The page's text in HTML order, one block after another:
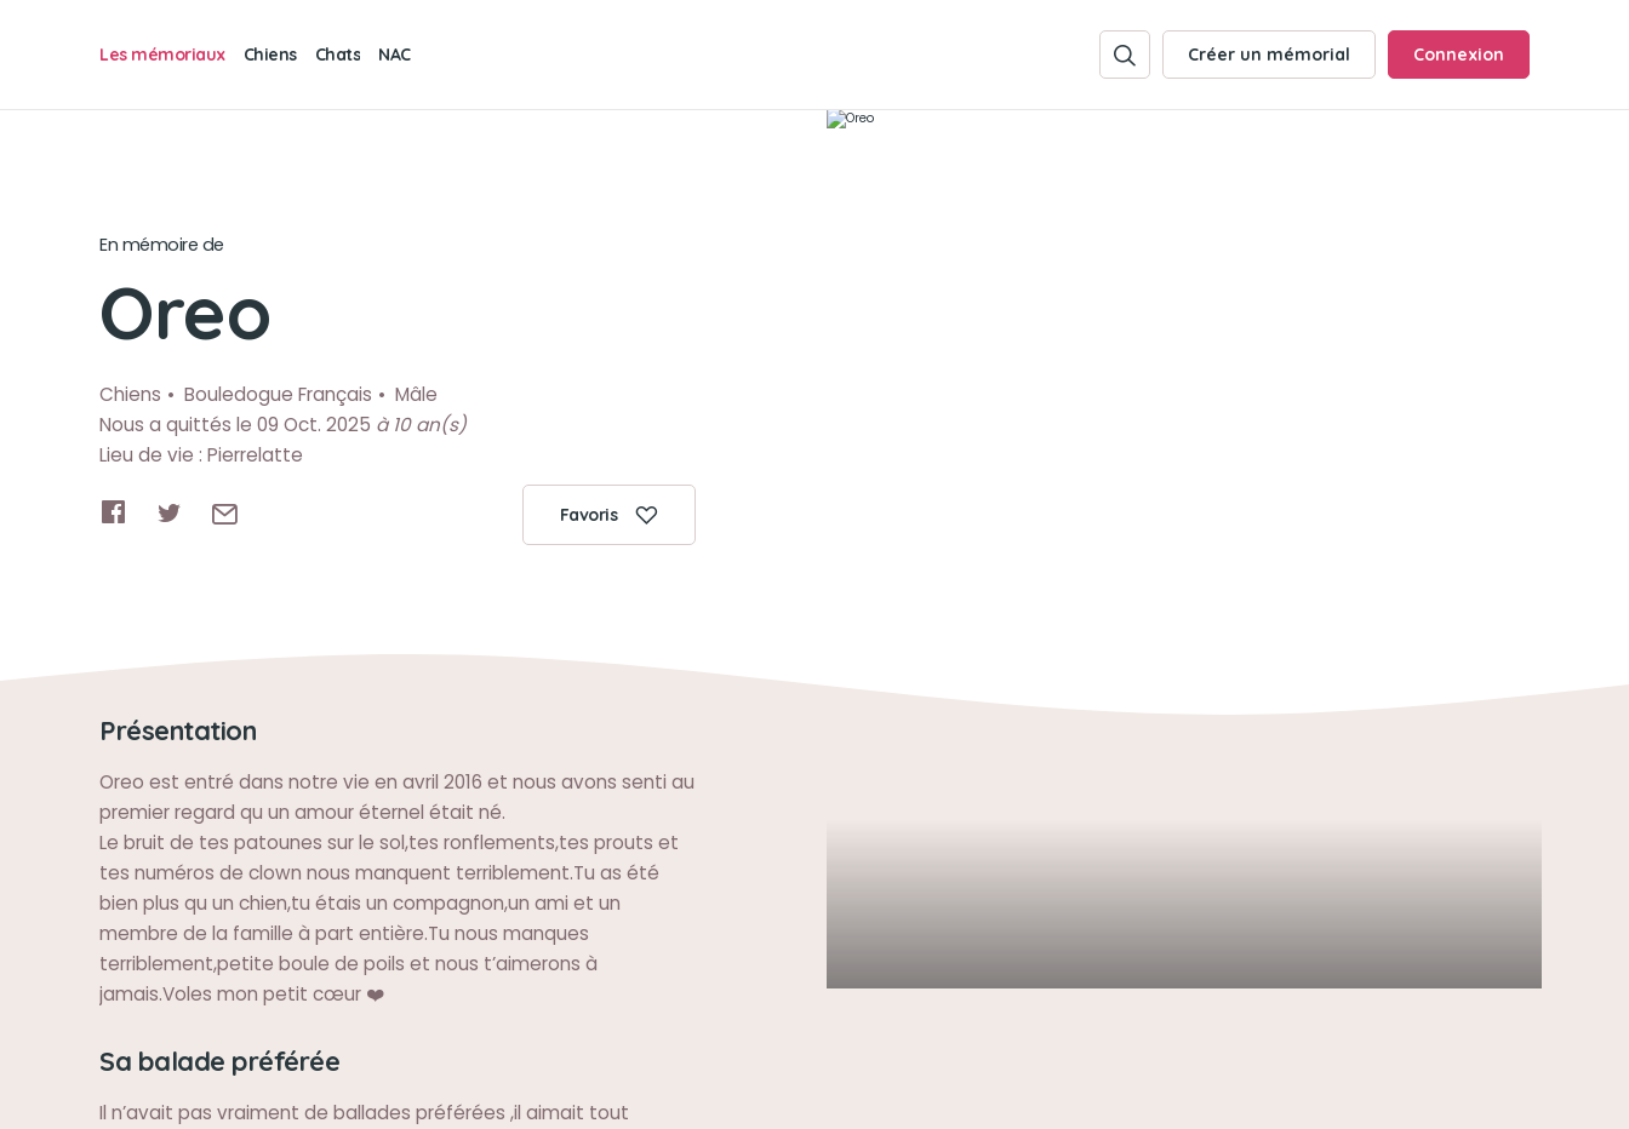
Les mémoriaux Chiens Chats NAC Créer un mémorial Connexion
En mémoire de
Oreo
Chiens Bouledogue Français
Mâle
Nous a quittés le 09 Oct. 2025 à 10 an(s)
Lieu de vie : Pierrelatte
Favoris
Présentation
Oreo est entré dans notre vie en avril 2016 et nous avons senti au
premier regard qu un amour éternel était né.
Le bruit de tes patounes sur le sol,tes ronflements,tes prouts et
tes numéros de clown nous manquent terriblement.Tu as été
bien plus qu un chien,tu étais un compagnon,un ami et un
membre de la famille à part entière.Tu nous manques
terriblement,petite boule de poils et nous t’aimerons à
jamais.Voles mon petit cœur ❤️
Sa balade préférée
Il n’avait pas vraiment de ballades préférées ,il aimait tout